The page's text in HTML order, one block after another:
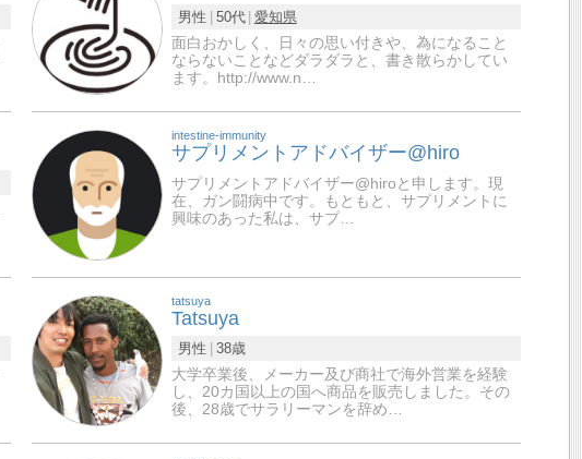
男性 50代 愛知県
面白おかしく、日々の思い付きや、為になること
ならないことなどダラダラと、書き散らかしてい
ます。http://www.n…
intestine-immunity
サプリメントアドバイザー@hiro
サプリメントアドバイザー@hiroと申します。現
在、ガン闘病中です。もともと、サプリメントに
興味のあった私は、サプ…
tatsuya
Tatsuya
男性
38歳
大学卒業後、メーカー及び商社で海外営業を経験
し、20カ国以上の国へ商品を販売しました。その
後、28歳でサラリーマンを辞め…